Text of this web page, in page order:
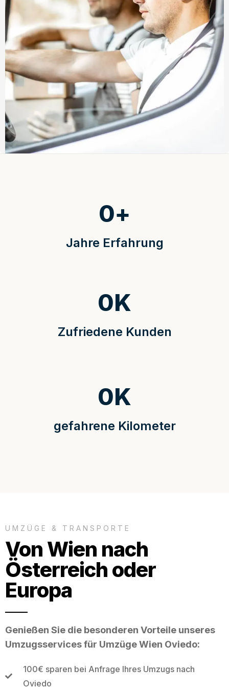
Jahre Erfahrung
0+
Zufriedene Kunden
0K
gefahrene Kilometer
0K
UMZÜGE & TRANSPORTE
Von Wien nach
Österreich oder
Europa
Genießen Sie die besonderen Vorteile unseres
Umzugsservices für Umzüge Wien Oviedo:
100€ sparen bei Anfrage Ihres Umzugs nach
Oviedo